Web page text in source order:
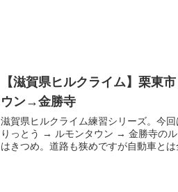
【滋賀県ヒルクライム】栗東
ウン→金勝寺
滋賀県ヒルクライム練習シリーズ。今
りっとう → ルモンタウン → 金勝寺の
はきつめ。道路も狭めですが自動車とは